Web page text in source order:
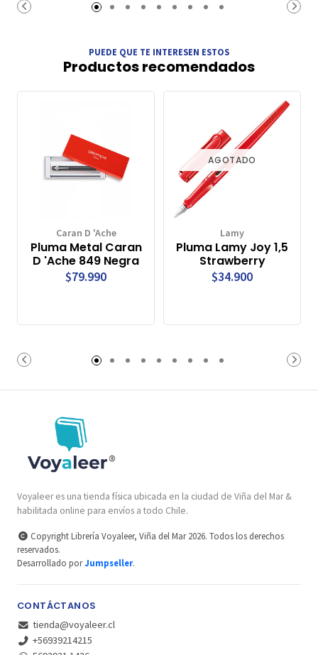
PUEDE QUE TE INTERESEN ESTOS
Productos recomendados
Caran D 'Ache
Pluma Metal Caran
D 'Ache 849 Negra
$79.990
AGOTADO
Lamy
Pluma Lamy Joy 1,5
Strawberry
$34.900
Voyaleer es una tienda física ubicada en la ciudad de Viña del Mar &
habilitada online para envíos a todo Chile.
Copyright Librería Voyaleer, Viña del Mar 2026. Todos los derechos
reservados.
Desarrollado porJumpseller.
CONTÁCTANOS
tienda@voyaleer.cl
+56939214215